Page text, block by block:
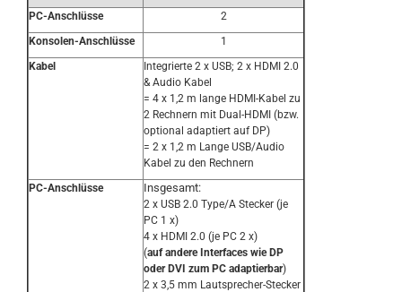
PC-Anschlüsse
2
Konsolen-Anschlüsse
1
Kabel
Integrierte 2 x USB; 2 x HDMI 2.0
& Audio Kabel
= 4 x 1,2 m lange HDMI-Kabel zu
2 Rechnern mit Dual-HDMI (bzw.
optional adaptiert auf DP)
= 2 x 1,2 m Lange USB/Audio
Kabel zu den Rechnern
PC-Anschlüsse
Insgesamt:
2 x USB 2.0 Type/A Stecker (je
PC 1 x)
4 x HDMI 2.0 (je PC 2 x)
(auf andere Interfaces wie DP
oder DVI zum PC adaptierbar)
2 x 3,5 mm Lautsprecher-Stecker